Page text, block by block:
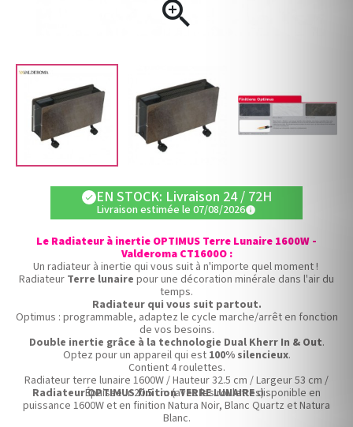

check EN STOCK: Livraison 24 / 72H
Livraison estimée le 07/08/2026info
Le Radiateur à inertie OPTIMUS Terre Lunaire 1600W -
Valderoma CT1600O :
Un radiateur à inertie qui vous suit à n'importe quel moment !
Radiateur Terre lunaire pour une décoration minérale dans l'air du
temps.
Radiateur qui vous suit partout.
Optimus : programmable, adaptez le cycle marche/arrêt en fonction
de vos besoins.
Double inertie grâce à la technologie Dual Kherr In & Out.
Optez pour un appareil qui est 100% silencieux.
Contient 4 roulettes.
Radiateur terre lunaire 1600W / Hauteur 32.5 cm / Largeur 53 cm /
Épaisseur 20.5 cm (avec les roulettes) .
Radiateur OPTIMUS finition TERRE LUNAIREdisponible en
puissance 1600W et en finition Natura Noir, Blanc Quartz et Natura
Blanc.